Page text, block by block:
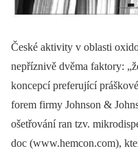
České aktivity v oblasti
nepříznivě dvěma faktory:
koncepcí preferující
forem firmy Johnson &
ošetřování ran tzv.
doc (www.hemcon.com),